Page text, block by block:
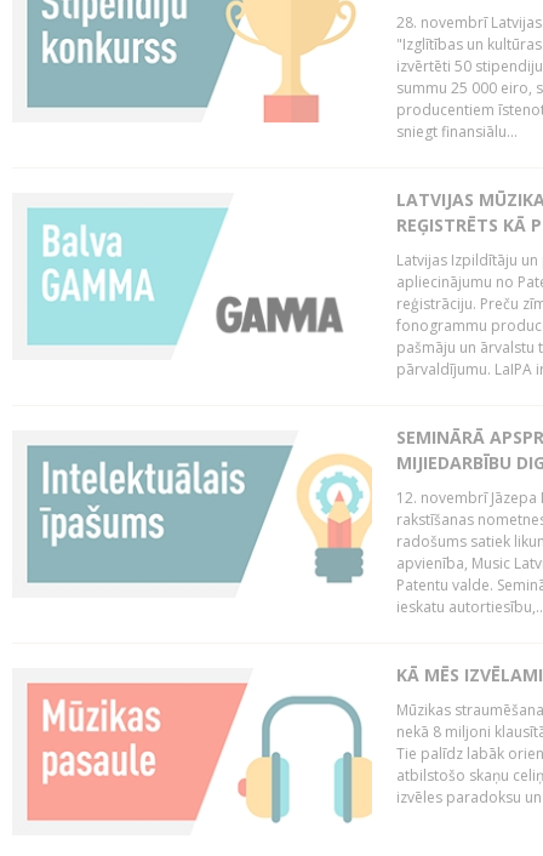
28. novembrī
"Izglītības un
izvērtēti 50
summu 25 000 eiro,
producentiem
sniegt finansiālu...
LATVIJAS
REĢISTRĒTS KĀ
Latvijas Izpildītāju
apliecinājumu no
reģistrāciju. Preču
fonogrammu
pašmāju un ārvalstu
pārvaldījumu. LaIPA
SEMINĀRĀ
MIJIEDARBĪBU
12. novembrī
rakstīšanas
radošums satiek
apvienība, Music
Patentu valde.
ieskatu
KĀ MĒS
Mūzikas
nekā 8 miljoni
Tie palīdz labāk
atbilstošo skaņu
izvēles paradoksu